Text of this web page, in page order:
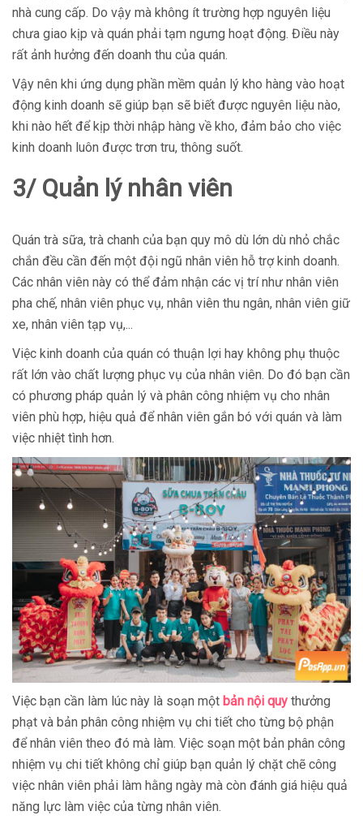
nhà cung cấp. Do vậy mà không ít trường hợp nguyên liệu
chưa giao kịp và quán phải tạm ngưng hoạt động. Điều này
rất ảnh hưởng đến doanh thu của quán.
Vậy nên khi ứng dụng phần mềm quản lý kho hàng vào hoạt
động kinh doanh sẽ giúp bạn sẽ biết được nguyên liệu nào,
khi nào hết để kịp thời nhập hàng về kho, đảm bảo cho việc
kinh doanh luôn được trơn tru, thông suốt.
3/ Quản lý nhân viên
Quán trà sữa, trà chanh của bạn quy mô dù lớn dù nhỏ chắc
chắn đều cần đến một đội ngũ nhân viên hỗ trợ kinh doanh.
Các nhân viên này có thể đảm nhận các vị trí như nhân viên
pha chế, nhân viên phục vụ, nhân viên thu ngân, nhân viên giữ
xe, nhân viên tạp vụ,...
Việc kinh doanh của quán có thuận lợi hay không phụ thuộc
rất lớn vào chất lượng phục vụ của nhân viên. Do đó bạn cần
có phương pháp quản lý và phân công nhiệm vụ cho nhân
viên phù hợp, hiệu quả để nhân viên gắn bó với quán và làm
việc nhiệt tình hơn.
Việc bạn cần làm lúc này là soạn một bản nội quy thưởng
phạt và bản phân công nhiệm vụ chi tiết cho từng bộ phận
để nhân viên theo đó mà làm. Việc soạn một bản phân công
nhiệm vụ chi tiết không chỉ giúp bạn quản lý chặt chẽ công
việc nhân viên phải làm hằng ngày mà còn đánh giá hiệu quả
năng lực làm việc của từng nhân viên.